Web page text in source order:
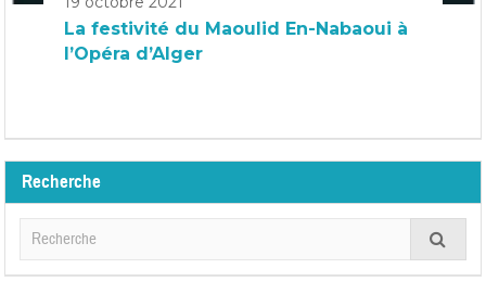
La festivité du Maoulid En-Nabaoui à
l’Opéra d’Alger
Recherche